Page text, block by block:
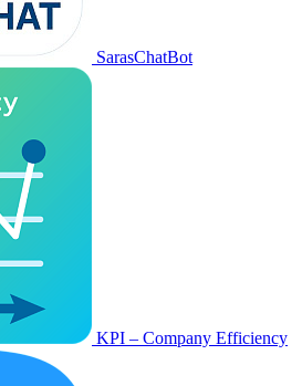
SarasChatBot
KPI – Company Efficiency